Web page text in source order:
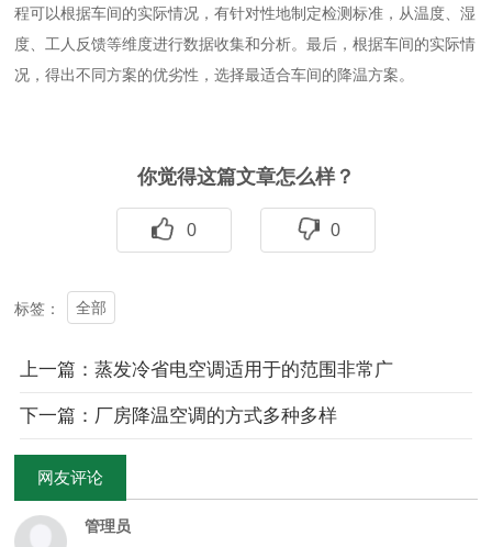
程可以根据车间的实际情况，有针对性地制定检测标准，从温度、湿
度、工人反馈等维度进行数据收集和分析。最后，根据车间的实际情
况，得出不同方案的优劣性，选择最适合车间的降温方案。
你觉得这篇文章怎么样？
0 0
标签： 全部
上一篇：蒸发冷省电空调适用于的范围非常广
下一篇：厂房降温空调的方式多种多样
网友评论
管理员